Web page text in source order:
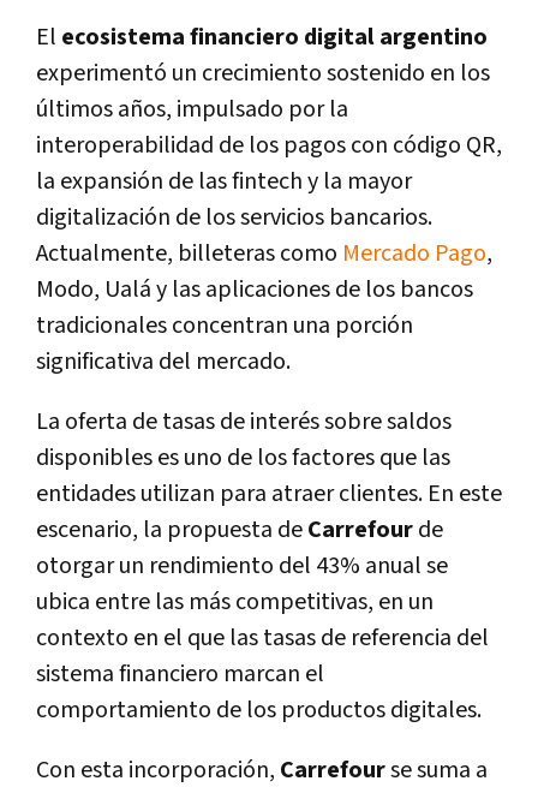
El ecosistema financiero digital argentino
experimentó un crecimiento sostenido en los
últimos años, impulsado por la
interoperabilidad de los pagos con código QR,
la expansión de las fintech y la mayor
digitalización de los servicios bancarios.
Actualmente, billeteras como Mercado Pago,
Modo, Ualá y las aplicaciones de los bancos
tradicionales concentran una porción
significativa del mercado.
La oferta de tasas de interés sobre saldos
disponibles es uno de los factores que las
entidades utilizan para atraer clientes. En este
escenario, la propuesta deCarrefourde
otorgar un rendimiento del 43% anual se
ubica entre las más competitivas, en un
contexto en el que las tasas de referencia del
sistema financiero marcan el
comportamiento de los productos digitales.
Con esta incorporación, Carrefourse suma a